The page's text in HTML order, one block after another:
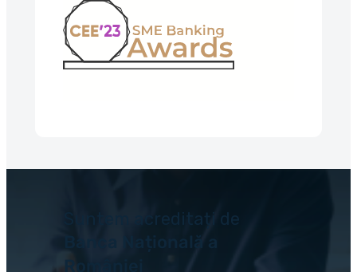
Suntem acreditați de
Banca Națională a